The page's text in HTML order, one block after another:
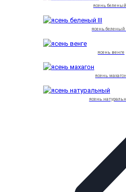
ясень беленый I
ясень беленый
ясень венге
ясень махагон
ясень